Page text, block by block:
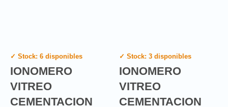
✓ Stock: 6 disponibles
IONOMERO
VITREO
CEMENTACION
✓ Stock: 3 disponibles
IONOMERO
VITREO
CEMENTACION